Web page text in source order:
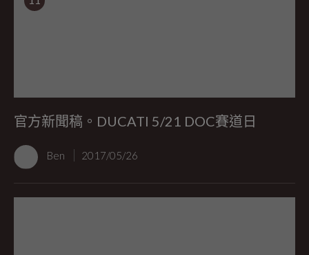
官方新聞稿。DUCATI 5/21 DOC賽道日
Ben 2017/05/26